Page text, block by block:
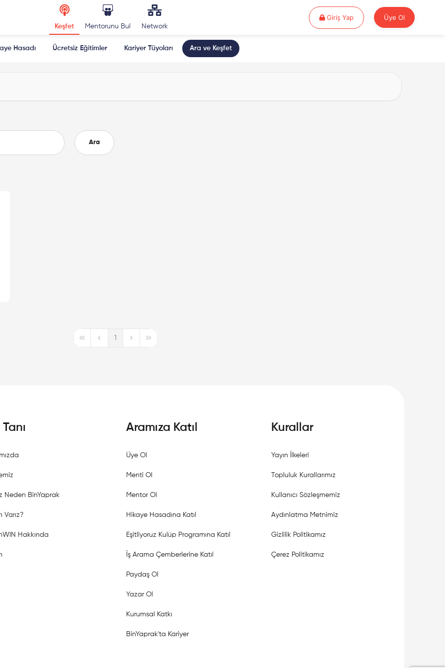
Keşfet Mentorunu Bul Network
Giriş YapGiriş Yap Üye Ol
Hasadı Ücretsiz Eğitimler Kariyer Tüyoları Ara ve Keşfet
Ara
First PagePrevious Page
1
Next PageLast Page
Neden BinYaprak
Varız?
Hakkında
Aramıza Katıl
Üye Ol
Menti Ol
Mentor Ol
Hikaye Hasadına Katıl
Eşitliyoruz Kulüp Programına Katıl
İş Arama Çemberlerine Katıl
Paydaş Ol
Yazar Ol
Kurumsal Katkı
BinYaprak'ta Kariyer
Kurallar
Yayın İlkeleri
Topluluk Kurallarımız
Kullanıcı Sözleşmemiz
Aydınlatma Metnimiz
Gizlilik Politikamız
Çerez Politikamız